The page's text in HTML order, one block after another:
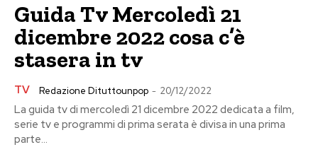
Guida Tv Mercoledì 21
dicembre 2022 cosa c’è
stasera in tv
TV Redazione Dituttounpop - 20/12/2022
La guida tv di mercoledì 21 dicembre 2022 dedicata a film,
serie tv e programmi di prima serata è divisa in una prima
parte...